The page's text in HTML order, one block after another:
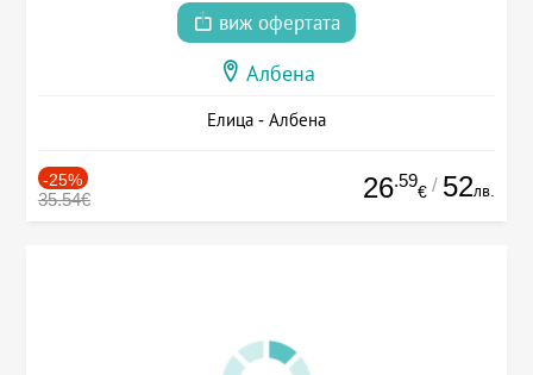
виж офертата
Албена
Елица - Албена
-25%
35.54€ 26.59
€ / 52лв.